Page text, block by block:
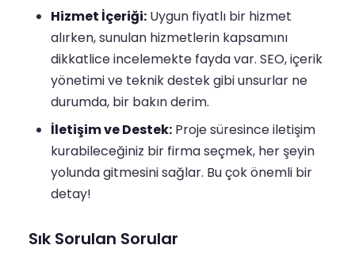
Hizmet İçeriği: Uygun fiyatlı bir hizmet
alırken, sunulan hizmetlerin kapsamını
dikkatlice incelemekte fayda var. SEO, içerik
yönetimi ve teknik destek gibi unsurlar ne
durumda, bir bakın derim.
İletişim ve Destek: Proje süresince iletişim
kurabileceğiniz bir firma seçmek, her şeyin
yolunda gitmesini sağlar. Bu çok önemli bir
detay!
Sık Sorulan Sorular